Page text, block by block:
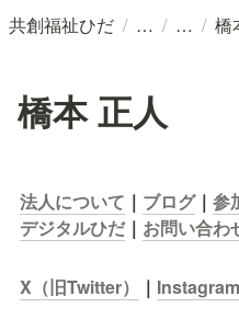
共創福祉ひだ / / / 橋
橋本 正人
法人について ｜ ブログ｜ 参
デジタルひだ｜ お問い合わ
X（旧Twitter） ｜ Instagram